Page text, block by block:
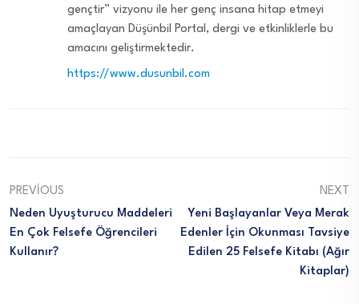
gençtir” vizyonu ile her genç insana hitap etmeyi
amaçlayan Düşünbil Portal, dergi ve etkinliklerle bu
amacını geliştirmektedir.
https://www.dusunbil.com
PREVIOUS
Neden Uyuşturucu Maddeleri
En Çok Felsefe Öğrencileri
Kullanır?
NEXT
Yeni Başlayanlar Veya Merak
Edenler İçin Okunması Tavsiye
Edilen 25 Felsefe Kitabı (Ağır
Kitaplar)